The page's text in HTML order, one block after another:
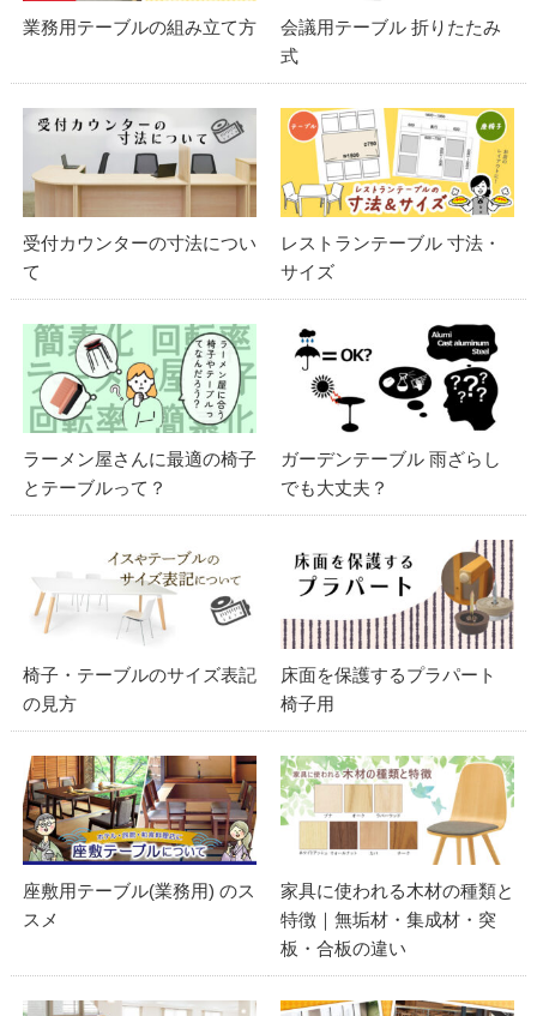
業務用テーブルの組み立て方
会議用テーブル 折りたたみ
式
受付カウンターの寸法につい
て
レストランテーブル 寸法・
サイズ
ラーメン屋さんに最適の椅子
とテーブルって？
ガーデンテーブル 雨ざらし
でも大丈夫？
椅子・テーブルのサイズ表記
の見方
床面を保護するプラパート
椅子用
座敷用テーブル(業務用) のス
スメ
家具に使われる木材の種類と
特徴｜無垢材・集成材・突
板・合板の違い